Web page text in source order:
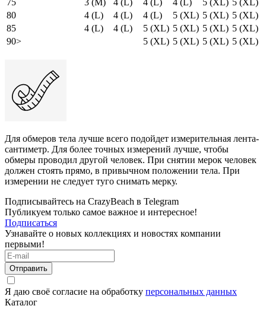
80
4 (L) 4 (L) 4 (L) 5 (XL) 5 (XL) 5 (XL)
85
4 (L) 4 (L) 5 (XL) 5 (XL) 5 (XL) 5 (XL)
90>
5 (XL) 5 (XL) 5 (XL) 5 (XL)
Для обмеров тела лучше всего подойдет измерительная лента-
сантиметр. Для более точных измерений лучше, чтобы
обмеры проводил другой человек. При снятии мерок человек
должен стоять прямо, в привычном положении тела. При
измерении не следует туго снимать мерку.
Подписывайтесь на CrazyBeach в Telegram
Публикуем только самое важное и интересное!
Подписаться
Узнавайте о новых коллекциях и новостях компании
первыми!
Отправить
Я даю своё согласие на обработку персональных данных
Каталог